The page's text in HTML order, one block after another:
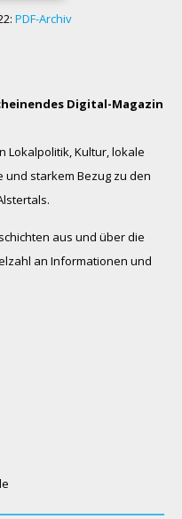
PDF-Archiv
Digital-Magazin
Lokalpolitik, Kultur, lokale
und starkem Bezug zu den
aus und über die
an Informationen und